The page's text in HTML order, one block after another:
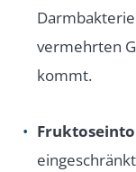
vermehrten
kommt.